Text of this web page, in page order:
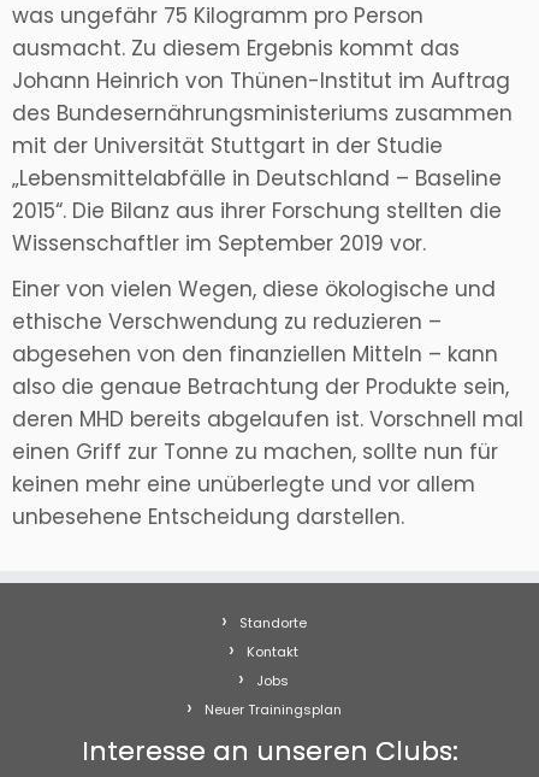
was ungefähr 75 Kilogramm pro Person
ausmacht. Zu diesem Ergebnis kommt das
Johann Heinrich von Thünen-Institut im Auftrag
des Bundesernährungsministeriums zusammen
mit der Universität Stuttgart in der Studie
„Lebensmittelabfälle in Deutschland – Baseline
2015“. Die Bilanz aus ihrer Forschung stellten die
Wissenschaftler im September 2019 vor.
Einer von vielen Wegen, diese ökologische und
ethische Verschwendung zu reduzieren –
abgesehen von den finanziellen Mitteln – kann
also die genaue Betrachtung der Produkte sein,
deren MHD bereits abgelaufen ist. Vorschnell mal
einen Griff zur Tonne zu machen, sollte nun für
keinen mehr eine unüberlegte und vor allem
unbesehene Entscheidung darstellen.
Standorte
Kontakt
Jobs
Neuer Trainingsplan
Interesse an unseren Clubs: